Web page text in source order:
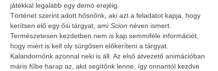
játékkal legalább egy demó erejéig.
Történet szerint adott hősnőnk, aki azt a feladatot kapja, hogy
kerítsen elő egy ősi tárgyat, ami Scion néven ismert.
Természetesen kezdetben nem is kap semmiféle információt,
hogy miért is kell oly sürgősen előkeríteni a tárgyat.
Kalandornőnk azonnal neki is áll. Az első átvezető animációban
máris fűbe harap az, akit segítőnk lenne, így onnantól kezdve